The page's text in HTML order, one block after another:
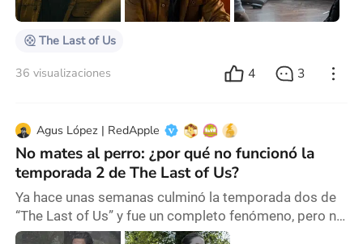
caos post-apocalíptico, con más estructuras s
The Last of Us
36 visualizaciones 4 3
Agus López | RedApple
No mates al perro: ¿por qué no funcionó la
temporada 2 de The Last of Us?
Ya hace unas semanas culminó la temporada dos de
“The Last of Us” y fue un completo fenómeno, pero no
del bueno: las redes sociales, fanáticos del juego